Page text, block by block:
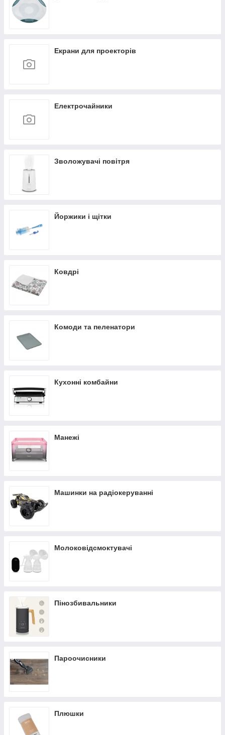
Екрани для проекторів
Електрочайники
Зволожувачі повітря
Йоржики і щітки
Ковдрі
Комоди та пеленатори
Кухонні комбайни
Манежі
Машинки на радіокеруванні
Молоковідсмоктувачі
Пінозбивальники
Пароочисники
Плюшки